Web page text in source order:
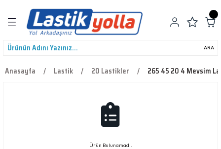
Geri Dön
ARA
Anasayfa Lastik 20 Lastikler 265 45 20 4 Mevsim
Ürün Bulunamadı.